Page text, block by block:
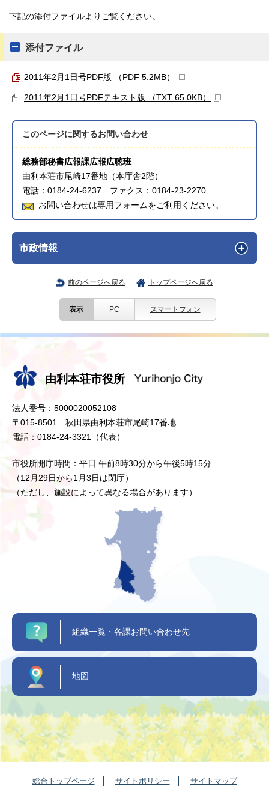
下記の添付ファイルよりご覧ください。
添付ファイル
2011年2月1日号PDF版 （PDF 5.2MB）
2011年2月1日号PDFテキスト版 （TXT 65.0KB）
このページに関するお問い合わせ
総務部秘書広報課広報広聴班
由利本荘市尾崎17番地（本庁舎2階）
電話：0184-24-6237 ファクス：0184-23-2270
お問い合わせは専用フォームをご利用ください。
市政情報
前のページへ戻る トップページへ戻る
表示 PC スマートフォン
由利本荘市役所
法人番号：5000020052108
〒015-8501 秋田県由利本荘市尾崎17番地
電話：0184-24-3321（代表）
市役所開庁時間：平日 午前8時30分から午後5時15分
（12月29日から1月3日は閉庁）
（ただし、施設によって異なる場合があります）
組織一覧・各課お問い合わせ先
地図
総合トップページ サイトポリシー サイトマップ